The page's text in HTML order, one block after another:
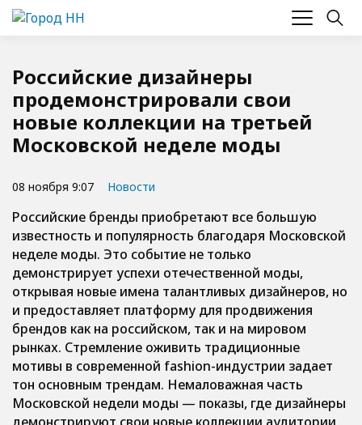
Российские дизайнеры
продемонстрировали свои
новые коллекции на третьей
Московской неделе моды
08 ноября 9:07 Новости
Российские бренды приобретают все большую
известность и популярность благодаря Московской
неделе моды. Это событие не только
демонстрирует успехи отечественной моды,
открывая новые имена талантливых дизайнеров, но
и предоставляет платформу для продвижения
брендов как на российском, так и на мировом
рынках. Стремление оживить традиционные
мотивы в современной fashion-индустрии задает
тон основным трендам. Немаловажная часть
Московской недели моды — показы, где дизайнеры